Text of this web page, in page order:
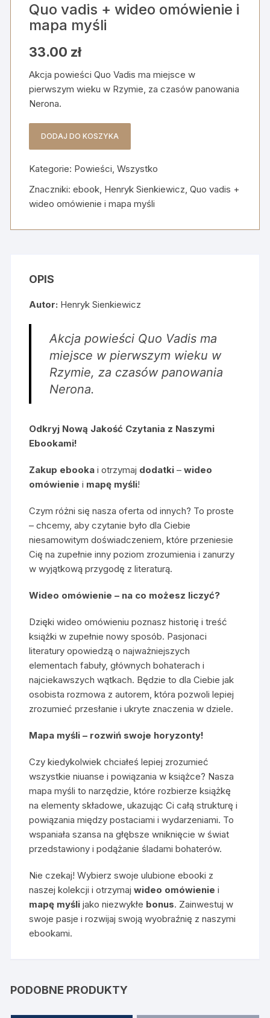
Quo vadis + wideo omówienie i
mapa myśli
33.00 zł
Akcja powieści Quo Vadis ma miejsce w
pierwszym wieku w Rzymie, za czasów panowania
Nerona.
vadis
+
wideo
i
DODAJ DO KOSZYKA
Kategorie: Powieści,Wszystko
Znaczniki:ebook, Henryk Sienkiewicz,Quo vadis +
wideo omówienie i mapa myśli
OPIS
Autor: Henryk Sienkiewicz
Akcja powieści Quo Vadis ma
miejsce w pierwszym wieku w
Rzymie, za czasów panowania
Nerona.
Odkryj Nową Jakość Czytania z Naszymi
Ebookami!
Zakup ebooka i otrzymaj dodatki –wideo
omówienie i mapę myśli!
Czym różni się nasza oferta od innych? To proste
– chcemy, aby czytanie było dla Ciebie
niesamowitym doświadczeniem, które przeniesie
Cię na zupełnie inny poziom zrozumienia i zanurzy
w wyjątkową przygodę z literaturą.
Wideo omówienie – na co możesz liczyć?
Dzięki wideo omówieniu poznasz historię i treść
książki w zupełnie nowy sposób. Pasjonaci
literatury opowiedzą o najważniejszych
elementach fabuły, głównych bohaterach i
najciekawszych wątkach. Będzie to dla Ciebie jak
osobista rozmowa z autorem, która pozwoli lepiej
zrozumieć przesłanie i ukryte znaczenia w dziele.
Mapa myśli – rozwiń swoje horyzonty!
Czy kiedykolwiek chciałeś lepiej zrozumieć
wszystkie niuanse i powiązania w książce? Nasza
mapa myśli to narzędzie, które rozbierze książkę
na elementy składowe, ukazując Ci całą strukturę i
powiązania między postaciami i wydarzeniami. To
wspaniała szansa na głębsze wniknięcie w świat
przedstawiony i podążanie śladami bohaterów.
Nie czekaj! Wybierz swoje ulubione ebooki z
naszej kolekcji i otrzymajwideo omówienie i
mapę myślijako niezwykłe bonus. Zainwestuj w
swoje pasje i rozwijaj swoją wyobraźnię z naszymi
ebookami.
PODOBNE PRODUKTY